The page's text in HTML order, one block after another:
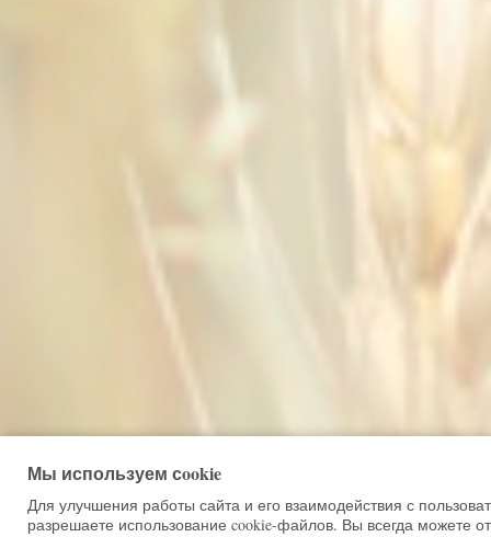
Мы используем сookie
Для улучшения работы сайта и его взаимодействия с
разрешаете использование cookie-файлов. Вы всегда можете